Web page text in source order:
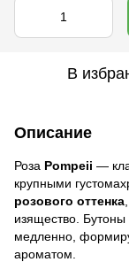
В
Описание
Роза Pompeii —
крупными
розового оттенка
изящество.
медленно,
ароматом.